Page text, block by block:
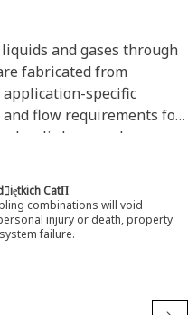
and gases through
fabricated from
specific
flow requirements for
hose and
rigorous testing
hose and coupling
to ensure a perfect fit
dependability.
CatΠ
combinations will void
injury or death, property
failure.